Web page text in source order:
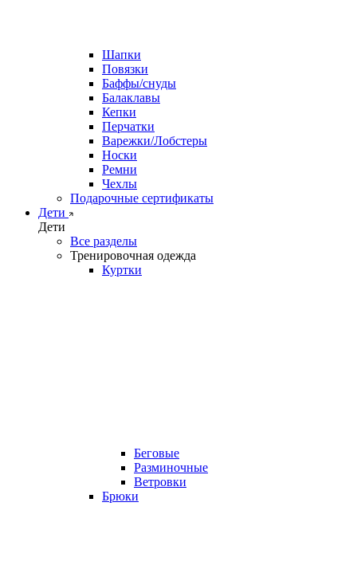
Шапки
Повязки
Баффы/снуды
Балаклавы
Кепки
Перчатки
Варежки/Лобстеры
Носки
Ремни
Чехлы
Подарочные сертификаты
Дети
Дети
Все разделы
Тренировочная одежда
Куртки
Беговые
Разминочные
Ветровки
Брюки